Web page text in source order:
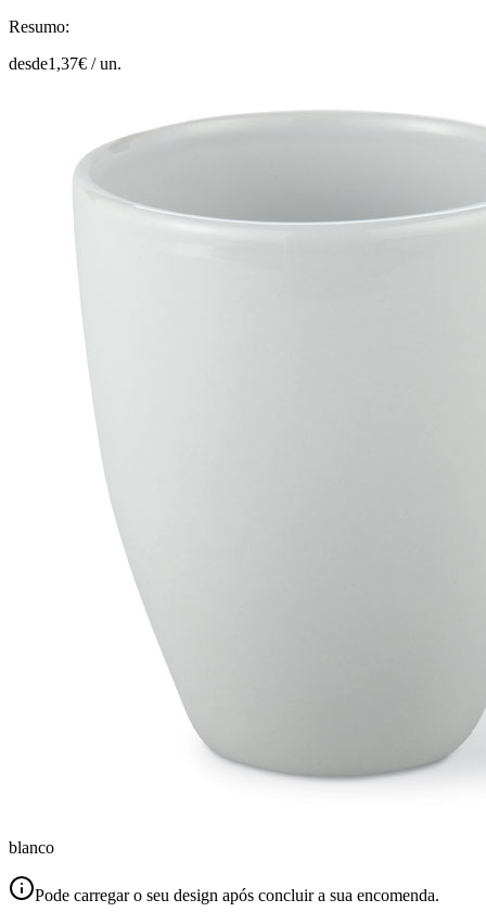
Resumo:
desde1,37€ /un.
blanco
Pode carregar o seu design após concluir a sua encomenda.